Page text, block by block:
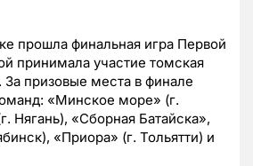
прошла финальная игра Первой
принимала участие томская
призовые места в финале
«Минское море» (г.
Нягань), «Сборная Батайска»,
«Приора» (г. Тольятти) и